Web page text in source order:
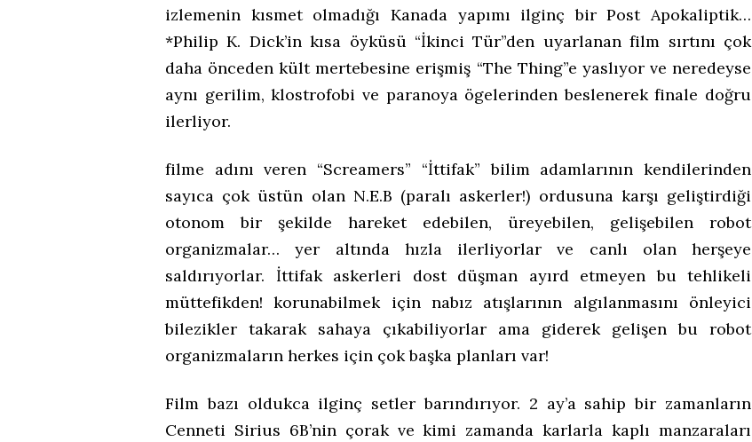
izlemenin kısmet olmadığı Kanada yapımı ilginç bir Post Apokaliptik…
*Philip K. Dick’in kısa öyküsü “İkinci Tür”den uyarlanan film sırtını çok
daha önceden kült mertebesine erişmiş “The Thing”e yaslıyor ve neredeyse
aynı gerilim, klostrofobi ve paranoya ögelerinden beslenerek finale doğru
ilerliyor.
filme adını veren “Screamers” “İttifak” bilim adamlarının kendilerinden
sayıca çok üstün olan N.E.B (paralı askerler!) ordusuna karşı geliştirdiği
otonom bir şekilde hareket edebilen, üreyebilen, gelişebilen robot
organizmalar… yer altında hızla ilerliyorlar ve canlı olan herşeye
saldırıyorlar. İttifak askerleri dost düşman ayırd etmeyen bu tehlikeli
müttefikden! korunabilmek için nabız atışlarının algılanmasını önleyici
bilezikler takarak sahaya çıkabiliyorlar ama giderek gelişen bu robot
organizmaların herkes için çok başka planları var!
Film bazı oldukca ilginç setler barındırıyor. 2 ay’a sahip bir zamanların
Cenneti Sirius 6B’nin çorak ve kimi zamanda karlarla kaplı manzaraları